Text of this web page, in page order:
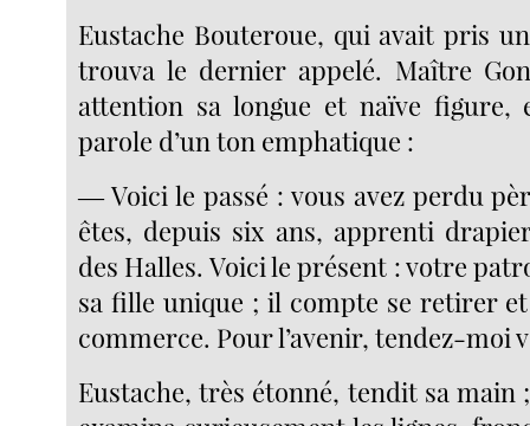
Eustache Bouteroue, qui avait pris
trouva le dernier appelé. Maître
attention sa longue et naïve figure,
parole d’un ton emphatique :
― Voici le passé : vous avez perdu
êtes, depuis six ans, apprenti
des Halles. Voici le présent : votre
sa fille unique ; il compte se retirer
commerce. Pour l’avenir, tendez-moi
Eustache, très étonné, tendit sa main